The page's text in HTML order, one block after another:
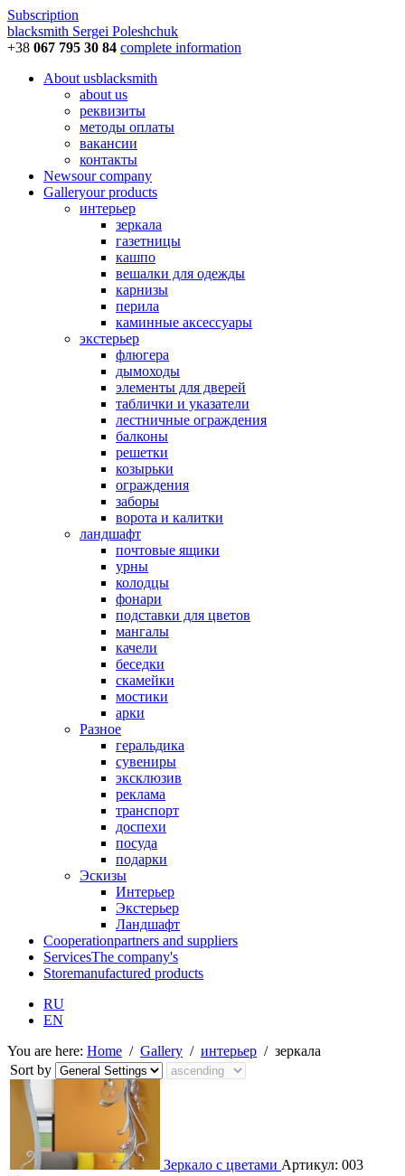
Subscription
blacksmith Sergei Poleshchuk
+38 067 795 30 84 complete information
About usblacksmith
about us
реквизиты
методы оплаты
вакансии
контакты
Newsour company
Galleryour products
интерьер
зеркала
газетницы
кашпо
вешалки для одежды
карнизы
перила
каминные аксессуары
экстерьер
флюгера
дымоходы
элементы для дверей
таблички и указатели
лестничные ограждения
балконы
решетки
козырьки
ограждения
заборы
ворота и калитки
ландшафт
почтовые ящики
урны
колодцы
фонари
подставки для цветов
мангалы
качели
беседки
скамейки
мостики
арки
Разное
геральдика
сувениры
эксклюзив
реклама
транспорт
доспехи
посуда
подарки
Эскизы
Интерьер
Экстерьер
Ландшафт
Cooperationpartners and suppliers
ServicesThe company's
Storemanufactured products
RU
EN
You are here: Home / Gallery / интерьер / зеркала
Sort by
Зеркало с цветами Артикул: 003